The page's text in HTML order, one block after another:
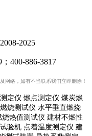
2025
400-886-3817
网络，如有不当联系我们立即删除！
定仪 燃点测定仪 煤炭燃
烧测试仪 水平垂直燃烧
热值测试仪 建材不燃性
验机 点着温度测定仪 建